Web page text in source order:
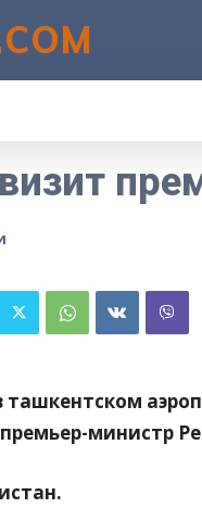
ташкентском
министр